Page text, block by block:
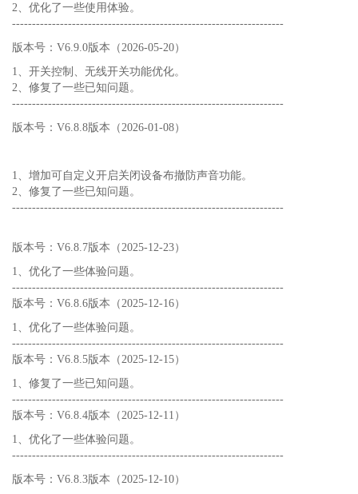
2、优化了一些使用体验。
--------------------------------------------------------------------
版本号：V6.9.0版本（2026-05-20）
1、开关控制、无线开关功能优化。
2、修复了一些已知问题。
--------------------------------------------------------------------
版本号：V6.8.8版本（2026-01-08）
1、增加可自定义开启关闭设备布撤防声音功能。
2、修复了一些已知问题。
--------------------------------------------------------------------
版本号：V6.8.7版本（2025-12-23）
1、优化了一些体验问题。
--------------------------------------------------------------------
版本号：V6.8.6版本（2025-12-16）
1、优化了一些体验问题。
--------------------------------------------------------------------
版本号：V6.8.5版本（2025-12-15）
1、修复了一些已知问题。
--------------------------------------------------------------------
版本号：V6.8.4版本（2025-12-11）
1、优化了一些体验问题。
--------------------------------------------------------------------
版本号：V6.8.3版本（2025-12-10）